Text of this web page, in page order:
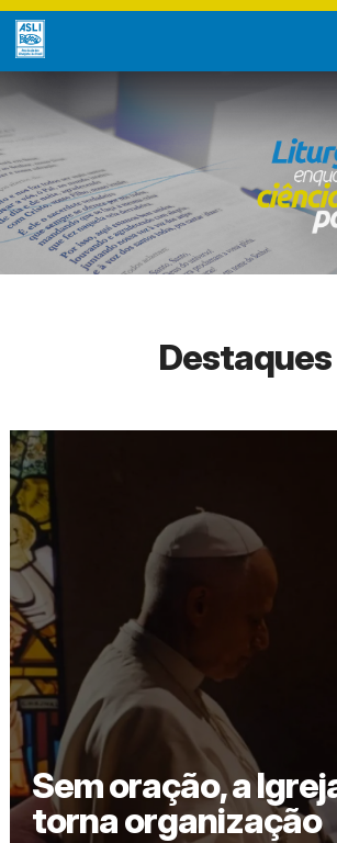
Destaques
Sem oração, a
torna organização